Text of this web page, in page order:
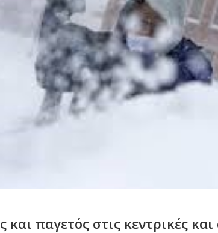
και παγετός στις κεντρικές